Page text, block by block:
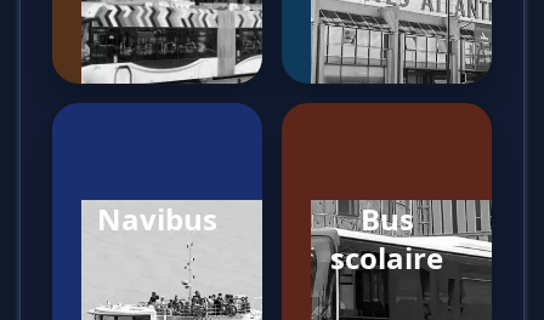
Navibus
Bus
scolaire